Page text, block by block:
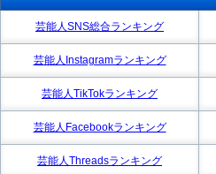
芸能人SNS総合ランキング
芸能人Instagramランキング
芸能人TikTokランキング
芸能人Facebookランキング
芸能人Threadsランキング